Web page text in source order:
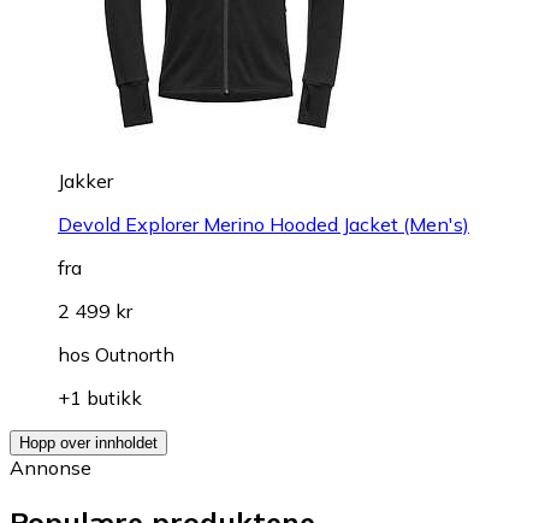
Jakker
Devold Explorer Merino Hooded Jacket (Men's)
fra
2 499 kr
hos Outnorth
+1 butikk
Hopp over innholdet
Annonse